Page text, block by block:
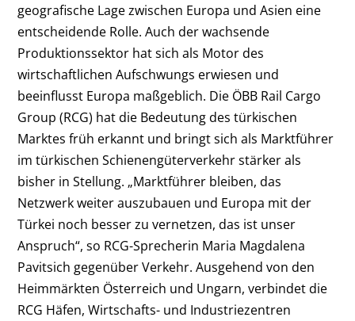
geografische Lage zwischen Europa und Asien eine
entscheidende Rolle. Auch der wachsende
Produktionssektor hat sich als Motor des
wirtschaftlichen Aufschwungs erwiesen und
beeinflusst Europa maßgeblich. Die ÖBB Rail Cargo
Group (RCG) hat die Bedeutung des türkischen
Marktes früh erkannt und bringt sich als Marktführer
im türkischen Schienengüterverkehr stärker als
bisher in Stellung. „Marktführer bleiben, das
Netzwerk weiter auszubauen und Europa mit der
Türkei noch besser zu vernetzen, das ist unser
Anspruch“, so RCG-Sprecherin Maria Magdalena
Pavitsich gegenüber Verkehr. Ausgehend von den
Heimmärkten Österreich und Ungarn, verbindet die
RCG Häfen, Wirtschafts- und Industriezentren